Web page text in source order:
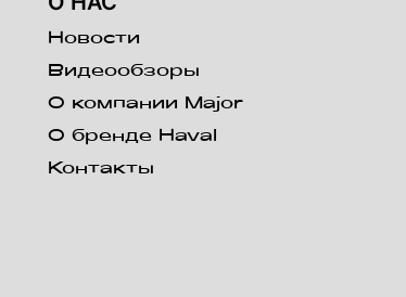
Новости
Видеообзоры
О компании Major
О бренде Haval
Контакты